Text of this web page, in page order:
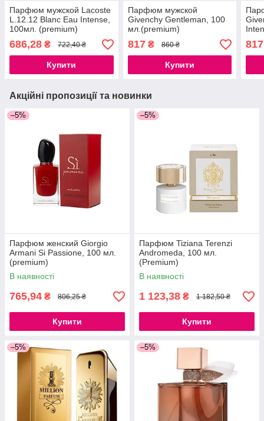
Парфюм мужской Lacoste
L.12.12 Blanc Eau Intense,
100мл. (premium)
686,28 ₴ 722,40 ₴
Купити
Парфюм мужской
Givenchy Gentleman, 100
мл.(premium)
817₴ 860 ₴
Купити
817
Акційні пропозиції та новинки
–5%
Парфюм женский Giorgio
Armani Si Passione, 100 мл.
(premium)
В наявності
765,94 ₴ 806,25 ₴
Купити
–5%
Парфюм Tiziana Terenzi
Andromeda, 100 мл.
(Premium)
В наявності
1 123,38 ₴ 1 182,50 ₴
Купити
–5% –5%